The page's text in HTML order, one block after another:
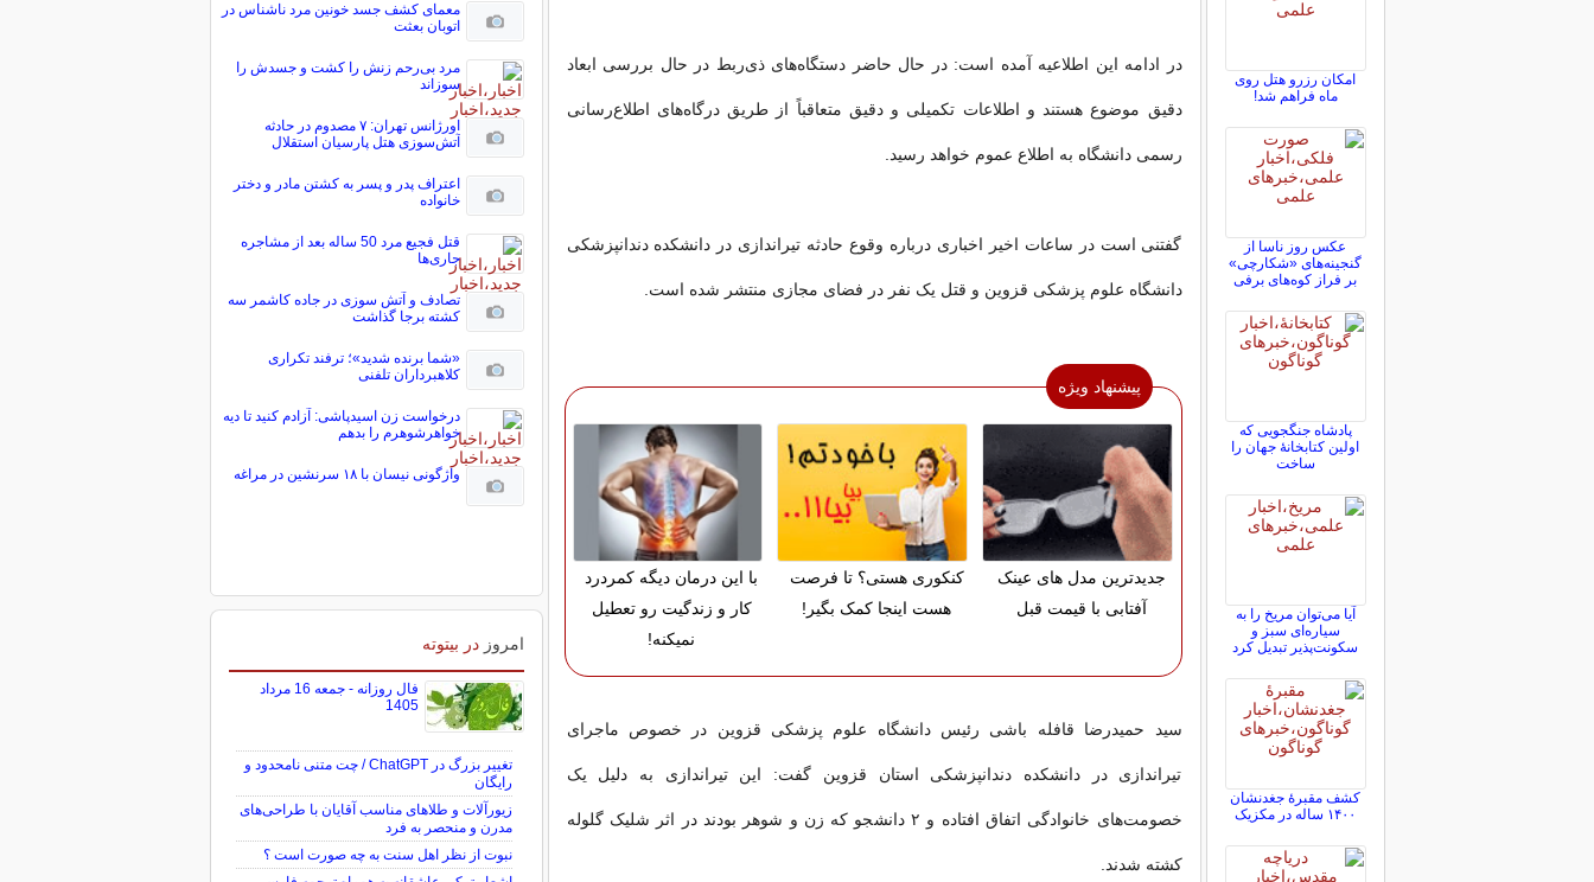
در ادامه این اطلاعیه آمده است: در حال حاضر دستگاه‌های ذی‌ربط در حال بررسی ابعاد
دقیق موضوع هستند و اطلاعات تکمیلی و دقیق متعاقباً از طریق درگاه‌های اطلاع‌رسانی
رسمی دانشگاه به اطلاع عموم خواهد رسید.
گفتنی است در ساعات اخیر اخباری درباره وقوع حادثه تیراندازی در دانشکده دندانپزشکی
دانشگاه علوم پزشکی قزوین و قتل یک نفر در فضای مجازی منتشر شده است.
پیشنهاد ویژه
جدیدترین مدل های عینک
آفتابی با قیمت قبل
کنکوری هستی؟ تا فرصت
هست اینجا کمک بگیر!
با این درمان دیگه کمردرد
کار و زندگیت رو تعطیل
نمیکنه!
سید حمیدرضا قافله باشی رئیس دانشگاه علوم پزشکی قزوین در خصوص ماجرای
تیراندازی در دانشکده دندانپزشکی استان قزوین گفت: این تیراندازی به دلیل یک
خصومت‌های خانوادگی اتفاق افتاده و ۲ دانشجو که زن و شوهر بودند در اثر شلیک گلوله
کشته شدند.
امکان رزرو هتل روی
ماه فراهم شد!
عکس روز ناسا از
گنجینه‌های «شکارچی»
بر فراز کوه‌های برفی
پادشاه جنگجویی که
اولین کتابخانۀ جهان را
ساخت
آیا می‌توان مریخ را به
سیاره‌ای سبز و
سکونت‌پذیر تبدیل کرد
کشف مقبرۀ جغدنشان
۱۴۰۰ ساله در مکزیک
معمای کشف جسد خونین مرد ناشناس در
اتوبان بعثت
مرد بی‌رحم زنش را کشت و جسدش را
سوزاند
اورژانس تهران: ۷ مصدوم در حادثه
آتش‌سوزی هتل پارسیان استقلال
اعتراف پدر و پسر به کشتن مادر و دختر
خانواده
قتل فجیع مرد 50 ساله بعد از مشاجره
جاری‌ها
تصادف و آتش سوزی در جاده کاشمر سه
کشته برجا گذاشت
«شما برنده شدید»؛ ترفند تکراری
کلاهبرداران تلفنی
درخواست زن اسیدپاشی: آزادم کنید تا دیه
خواهرشوهرم را بدهم
واژگونی نیسان با ۱۸ سرنشین در مراغه
امروز در بیتوته
فال روزانه - جمعه 16 مرداد
1405
تغییر بزرگ در ChatGPT / چت متنی نامحدود و
رایگان
زیورآلات و طلاهای مناسب آقایان با طراحی‌های
مدرن و منحصر به فرد
نبوت از نظر اهل سنت به چه صورت است ؟